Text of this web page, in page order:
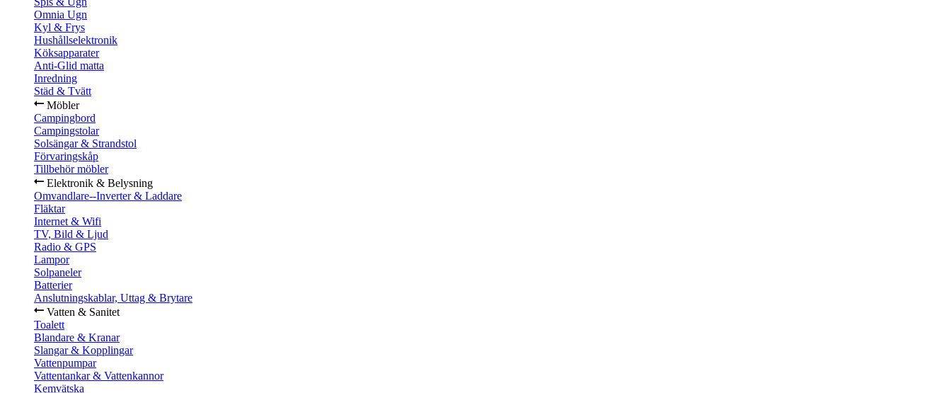
Omnia Ugn
Kyl & Frys
Hushållselektronik
Köksapparater
Anti-Glid matta
Inredning
Städ & Tvätt
Möbler
Campingbord
Campingstolar
Solsängar & Strandstol
Förvaringskåp
Tillbehör möbler
Elektronik & Belysning
Omvandlare--Inverter & Laddare
Fläktar
Internet & Wifi
TV, Bild & Ljud
Radio & GPS
Lampor
Solpaneler
Batterier
Anslutningskablar, Uttag & Brytare
Vatten & Sanitet
Toalett
Blandare & Kranar
Slangar & Kopplingar
Vattenpumpar
Vattentankar & Vattenkannor
Kemvätska